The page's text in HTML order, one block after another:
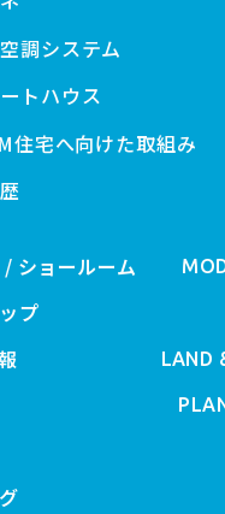
調システム
トハウス
住宅へ向けた取組み
ショールーム
プ
LAND